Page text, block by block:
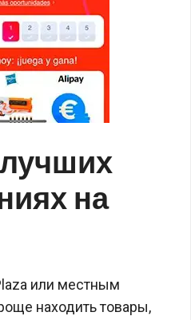
на
или местным
находить товары,